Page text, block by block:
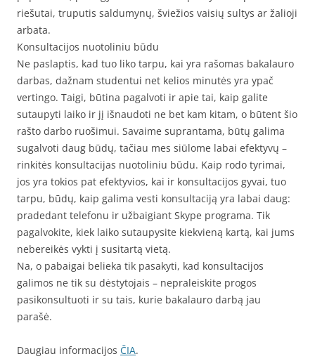
riešutai, truputis saldumynų, šviežios vaisių sultys ar žalioji
arbata.
Konsultacijos nuotoliniu būdu
Ne paslaptis, kad tuo liko tarpu, kai yra rašomas bakalauro
darbas, dažnam studentui net kelios minutės yra ypač
vertingo. Taigi, būtina pagalvoti ir apie tai, kaip galite
sutaupyti laiko ir jį išnaudoti ne bet kam kitam, o būtent šio
rašto darbo ruošimui. Savaime suprantama, būtų galima
sugalvoti daug būdų, tačiau mes siūlome labai efektyvų –
rinkitės konsultacijas nuotoliniu būdu. Kaip rodo tyrimai,
jos yra tokios pat efektyvios, kai ir konsultacijos gyvai, tuo
tarpu, būdų, kaip galima vesti konsultaciją yra labai daug:
pradedant telefonu ir užbaigiant Skype programa. Tik
pagalvokite, kiek laiko sutaupysite kiekvieną kartą, kai jums
nebereikės vykti į susitartą vietą.
Na, o pabaigai belieka tik pasakyti, kad konsultacijos
galimos ne tik su dėstytojais – nepraleiskite progos
pasikonsultuoti ir su tais, kurie bakalauro darbą jau
parašė.
Daugiau informacijos ČIA.